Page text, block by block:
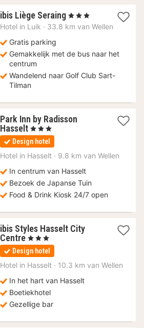
ibis Liège Seraing 1
nacht
€
, 3 Sterren
Hotel in Luik · 33.8 km van Wellen
Gratis parking
Gemakkelijk met de bus naar het
centrum
Wandelend naar Golf Club Sart-
Tilman
Park Inn by Radisson
Hasselt 1
nacht
vanaf
99
, 3 Sterren
Design hotel
Hotel in Hasselt · 9.8 km van Wellen
In centrum van Hasselt
Bezoek de Japanse Tuin
Food & Drink Kiosk 24/7 open
ibis Styles Hasselt City
Centre 2
nachten
vanaf
75
, 3 Sterren
Design hotel
Hotel in Hasselt · 10.3 km van Wellen
In het hart van Hasselt
Boetiekhotel
Gezellige bar